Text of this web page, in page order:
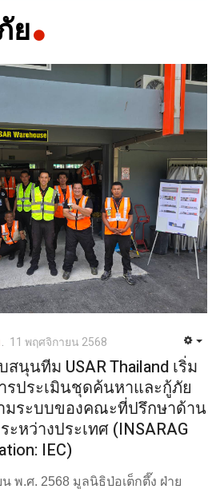
ย
11 พฤศจิกายน 2568
นุนทีม USAR Thailand เริ่ม
รประเมินชุดค้นหาและกู้ภัย
มระบบของคณะที่ปรึกษาด้าน
หว่างประเทศ (INSARAG
IEC)
พ.ศ. 2568 มูลนิธิป่อเต็กตึ๊ง ฝ่าย